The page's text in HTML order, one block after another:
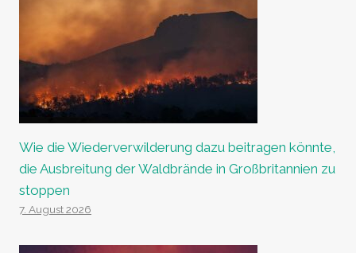
Wie die Wiederverwilderung dazu beitragen könnte,
die Ausbreitung der Waldbrände in Großbritannien zu
stoppen
7. August 2026